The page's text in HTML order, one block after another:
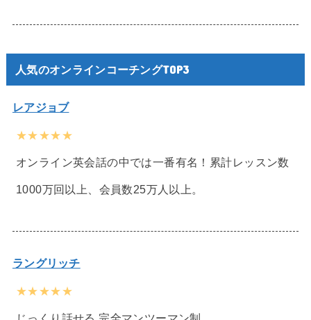
人気のオンラインコーチングTOP3
レアジョブ
★★★★★
オンライン英会話の中では一番有名！累計レッスン数
1000万回以上、会員数25万人以上。
ラングリッチ
★★★★★